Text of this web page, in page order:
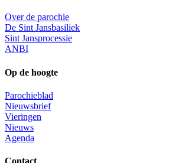
Over de parochie
De Sint Jansbasiliek
Sint Jansprocessie
ANBI
Op de hoogte
Parochieblad
Nieuwsbrief
Vieringen
Nieuws
Agenda